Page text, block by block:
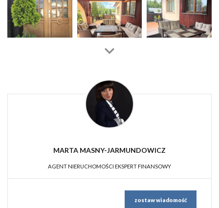
MARTA MASNY-JARMUNDOWICZ
AGENT NIERUCHOMOŚCI EKSPERT FINANSOWY
zostaw wiadomość